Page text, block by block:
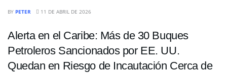
BY PETER 11 DE ABRIL DE 2026
Alerta en el Caribe: Más de 30 Buques
Petroleros Sancionados por EE. UU.
Quedan en Riesgo de Incautación Cerca de